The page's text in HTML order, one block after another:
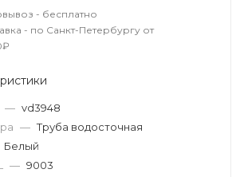
- бесплатно
- по Санкт-Петербургу от
— vd3948
— Труба водосточная
Белый
— 9003